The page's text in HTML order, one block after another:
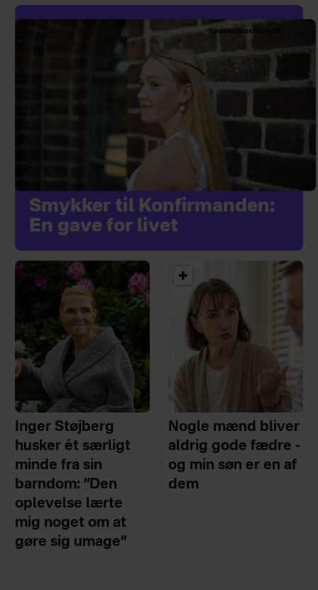
Sponsoreret indhold
Smykker til Konfirmanden:
En gave for livet
Inger Støjberg
husker ét særligt
minde fra sin
barndom: ”Den
oplevelse lærte
mig noget om at
gøre sig umage”
Nogle mænd bliver
aldrig gode fædre -
og min søn er en af
dem